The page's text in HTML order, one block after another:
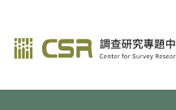
調查研究—方